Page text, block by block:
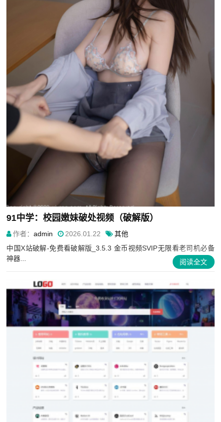
91中学：校园嫩妹破处视频（破解版）
作者：admin 2026.01.22
其他
中国X站破解-免费看破解版_3.5.3 金币视频SVIP无限看老司机必备
神器...
阅读全文